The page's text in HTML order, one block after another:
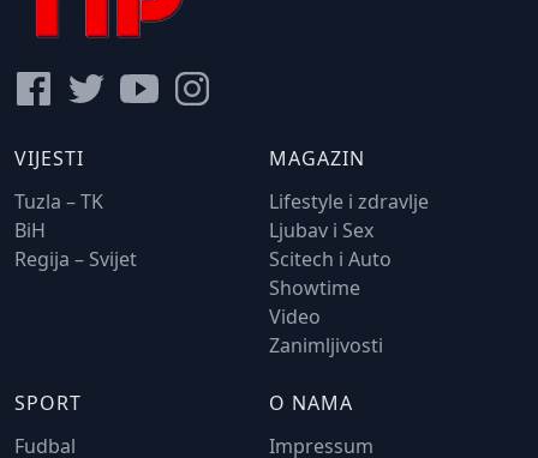
VIJESTI
Tuzla – TK
BiH
Regija – Svijet
MAGAZIN
Lifestyle i zdravlje
Ljubav i Sex
Scitech i Auto
Showtime
Video
Zanimljivosti
SPORT
Fudbal
O NAMA
Impressum